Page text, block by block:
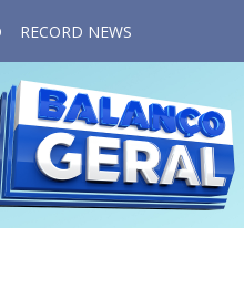
RECORD NEWS